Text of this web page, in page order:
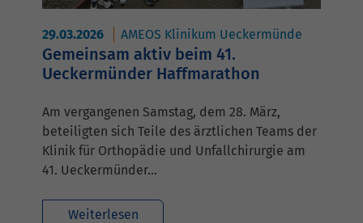
29.03.2026 AMEOS Klinikum Ueckermünde
Gemeinsam aktiv beim 41.
Ueckermünder Haffmarathon
Am vergangenen Samstag, dem 28. März,
beteiligten sich Teile des ärztlichen Teams der
Klinik für Orthopädie und Unfallchirurgie am
41. Ueckermünder…
Weiterlesen